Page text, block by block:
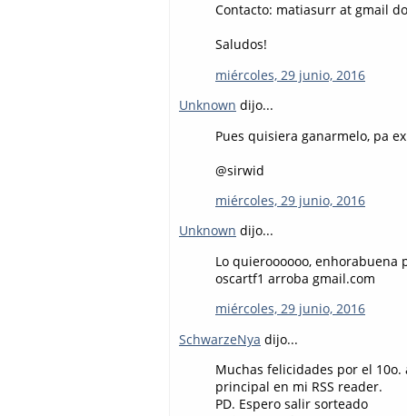
Contacto: matiasurr at gmail
Saludos!
miércoles, 29 junio, 2016
Unknown dijo...
Pues quisiera ganarmelo, pa
@sirwid
miércoles, 29 junio, 2016
Unknown dijo...
Lo quieroooooo,
oscartf1 arroba gmail.com
miércoles, 29 junio, 2016
SchwarzeNya dijo...
Muchas felicidades por el
principal en mi RSS reader.
PD. Espero salir sorteado